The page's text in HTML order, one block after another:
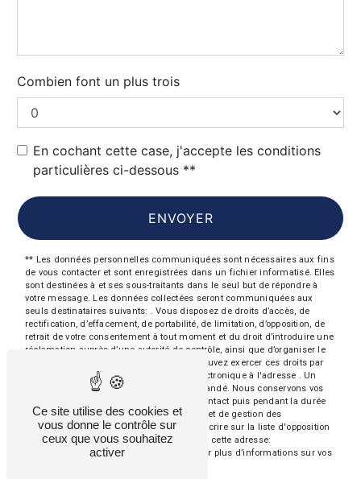
Combien font un plus trois
En cochant cette case, j'accepte les conditions
particulières ci-dessous **
ENVOYER
** Les données personnelles communiquées sont nécessaires aux fins
de vous contacter et sont enregistrées dans un fichier informatisé. Elles
sont destinées à et ses sous-traitants dans le seul but de répondre à
votre message. Les données collectées seront communiquées aux
seuls destinataires suivants: . Vous disposez de droits d’accès, de
rectification, d’effacement, de portabilité, de limitation, d’opposition, de
retrait de votre consentement à tout moment et du droit d’introduire une
réclamation auprès d’une autorité de contrôle, ainsi que d’organiser le
sort de vos données post-mortem. Vous pouvez exercer ces droits par
voie postale à l'adresse ou par courrier électronique à l'adresse . Un
justificatif d'identité pourra vous être demandé. Nous conservons vos
données pendant la période de prise de contact puis pendant la durée
de prescription légale aux fins probatoires et de gestion des
contentieux. Vous avez le droit de vous inscrire sur la liste d'opposition
au démarchage téléphonique, disponible à cette adresse:
. Consultez le site cnil.fr pour plus d’informations sur vos
Ce site utilise des cookies et
vous donne le contrôle sur
ceux que vous souhaitez
activer